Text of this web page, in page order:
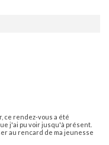
ce rendez-vous a été
j'ai pu voir jusqu'à présent.
au rencard de ma jeunesse